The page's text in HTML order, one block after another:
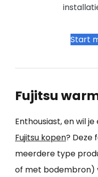
Start
Fujitsu
Enthousiast, en wil je
Fujitsu kopen? Deze
meerdere type
of met bodembron)